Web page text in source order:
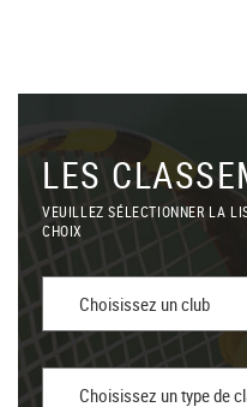
LES
VEUILLEZ SÉLECTIONNER LA
CHOIX